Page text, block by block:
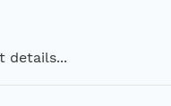
details...